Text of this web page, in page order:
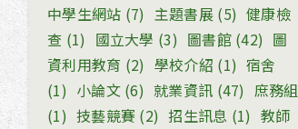
中學生網站 (7) 主題書展(5) 健康檢
查 (1) 國立大學 (3) 圖書館(42) 圖
資利用教育 (2) 學校介紹 (1) 宿舍
(1) 小論文(6) 就業資訊 (47) 庶務組
(1) 技藝競賽 (2) 招生訊息 (1) 教師